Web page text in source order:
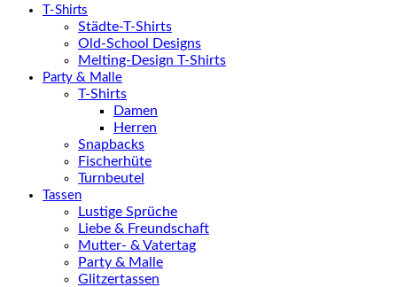
T-Shirts
Städte-T-Shirts
Old-School Designs
Melting-Design T-Shirts
Party & Malle
T-Shirts
Damen
Herren
Snapbacks
Fischerhüte
Turnbeutel
Tassen
Lustige Sprüche
Liebe & Freundschaft
Mutter- & Vatertag
Party & Malle
Glitzertassen